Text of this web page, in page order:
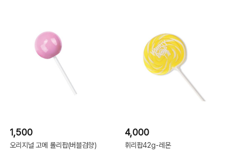
1,500
오리지널 고메 롤리팝(버블검향)
4,000
휘리팝42g-레몬